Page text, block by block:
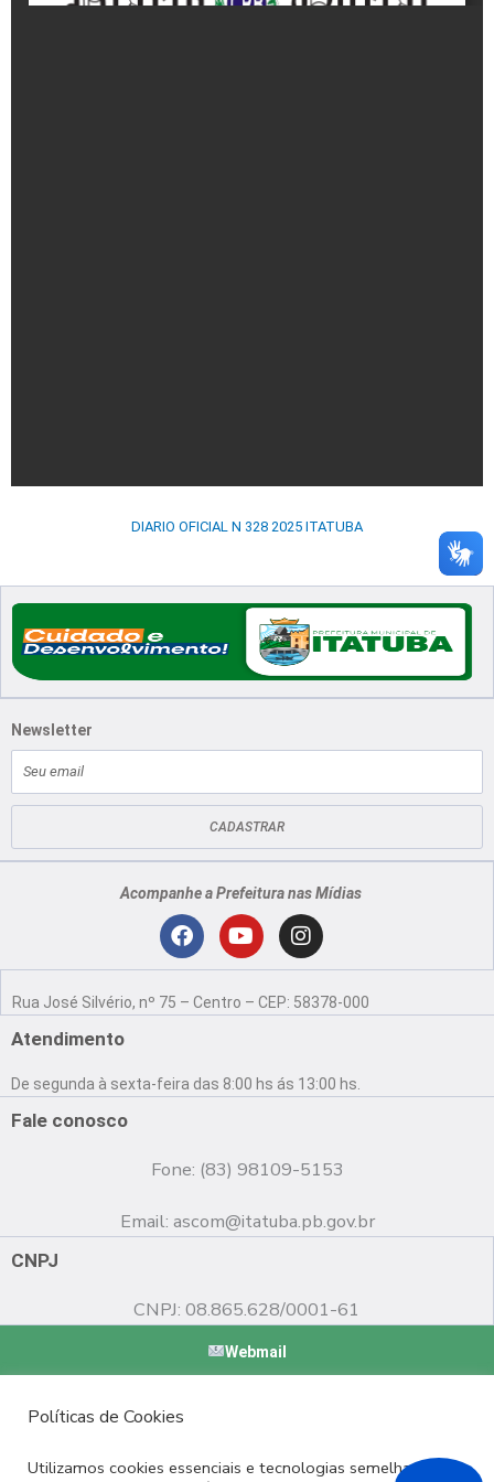
DIARIO OFICIAL N 328 2025 ITATUBA
Newsletter
mail
CADASTRAR
Acompanhe a Prefeitura nas Mídias
F
c
o
o
Y
u
b
e
I
n
s
g
r
Rua José Silvério, nº 75 – Centro – CEP: 58378-000
Atendimento
De segunda à sexta-feira das 8:00 hs ás 13:00 hs.
Fale conosco
Fone: (83) 98109-5153
Email: ascom@itatuba.pb.gov.br
CNPJ
CNPJ: 08.865.628/0001-61
Webmail
Políticas de Cookies
Utilizamos cookies essenciais e tecnologias semelhantes de